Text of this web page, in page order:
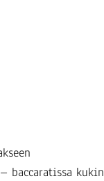
baccaratissa kukin